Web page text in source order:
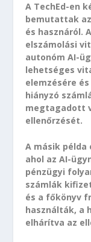
A TechEd-en
bemutattak
és hasznáról.
elszámolási
autonóm AI-
lehetséges
elemzésére
hiányzó
megtagadott
ellenőrzését.
A másik példa
ahol az AI-
pénzügyi
számlák
és a főkönyv
használták, a
elhárítva az